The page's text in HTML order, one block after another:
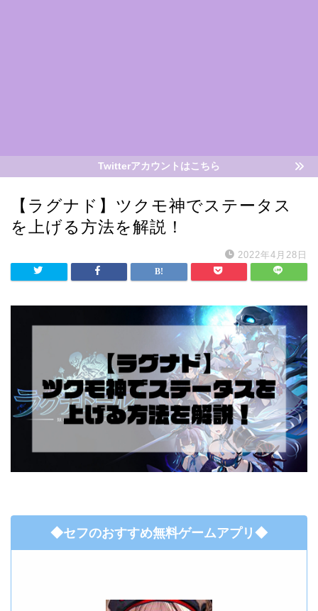
Twitterアカウントはこちら
【ラグナド】ツクモ神でステータス
を上げる方法を解説！
2022年4月28日
◆セフのおすすめ無料ゲームアプリ◆